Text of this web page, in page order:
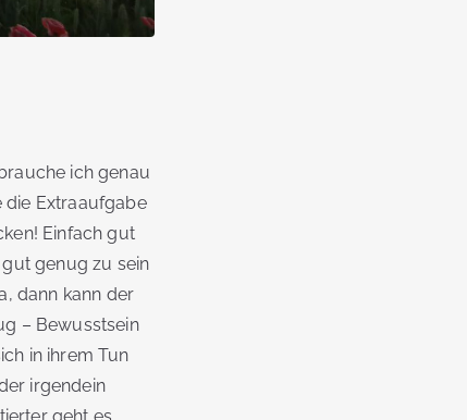
ich genau
die Extraaufgabe
Einfach gut
genug zu sein
dann kann der
– Bewusstsein
in ihrem Tun
irgendein